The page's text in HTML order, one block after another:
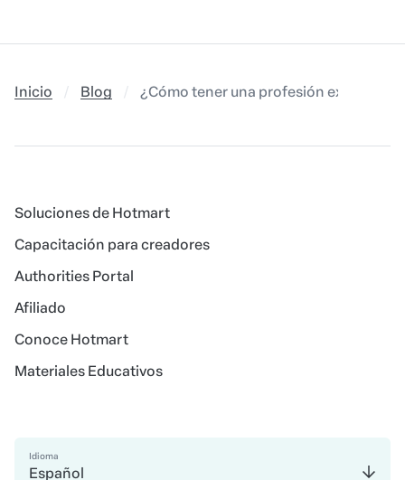
Inicio Blog ¿Cómo tener una profesión
Soluciones de Hotmart
Capacitación para creadores
Authorities Portal
Afiliado
Conoce Hotmart
Materiales Educativos
Idioma
Español